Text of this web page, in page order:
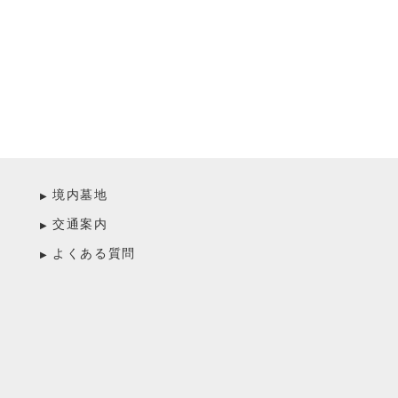
境内墓地
交通案内
よくある質問